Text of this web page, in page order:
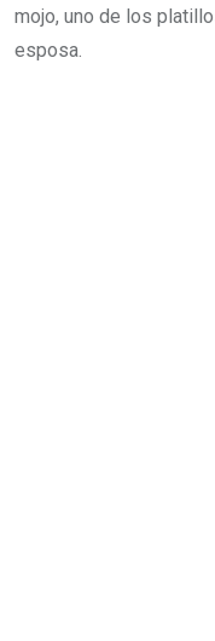
mojo, uno de los
esposa.